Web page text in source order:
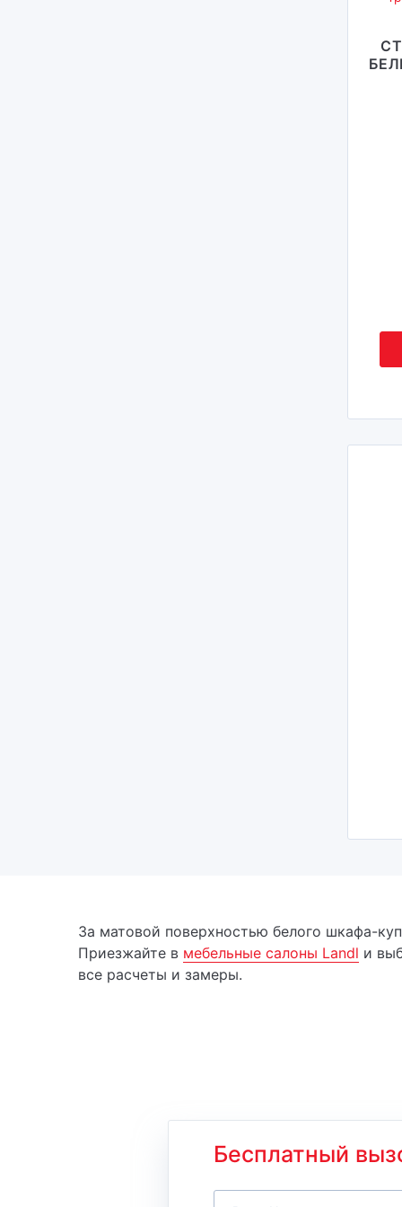
За матовой поверхностью белого шкафа-
Приезжайте в мебельные салоны Landl и
все расчеты и замеры.
Бесплатный